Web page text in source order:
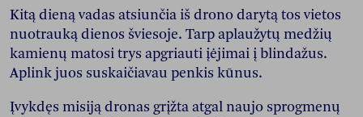
Kitą dieną vadas atsiunčia iš drono darytą tos vietos
nuotrauką dienos šviesoje. Tarp aplaužytų medžių
kamienų matosi trys apgriauti įėjimai į blindažus.
Aplink juos suskaičiavau penkis kūnus.
Įvykdęs misiją dronas grįžta atgal naujo sprogmenų